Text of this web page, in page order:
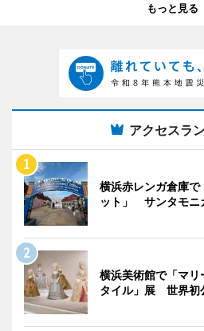
もっと見る
アクセスラ
横浜赤レンガ倉庫
ット」 サンタモニ
横浜美術館で「マ
タイル」展 世界初